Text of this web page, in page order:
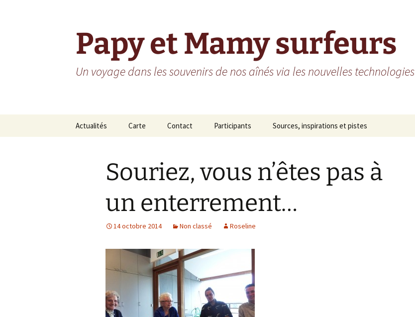
Papy et Mamy surfeurs
Un voyage dans les souvenirs de nos aînés via les nouvelles technologies
Actualités Carte Contact Participants
Résidence des Arcades
Résidence do Grand Fa
Sources, inspirations et pistes
Souriez, vous n’êtes pas à
un enterrement…
14 octobre 2014 Non classé Roseline